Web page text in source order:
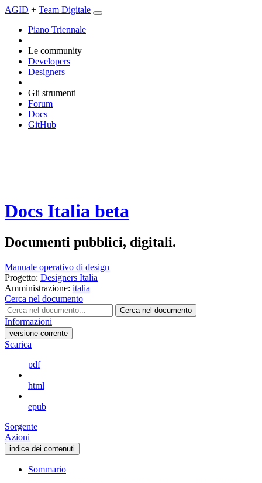
AGID + Team Digitale
Piano Triennale
Le community
Developers
Designers
Gli strumenti
Forum
Docs
GitHub
Docs Italia beta
Documenti pubblici, digitali.
Manuale operativo di design
Progetto: Designers Italia
Amministrazione: italia
Cerca nel documento
Cerca nel documento
Informazioni
versione-corrente
Scarica
pdf
html
epub
Sorgente
Azioni
indice dei contenuti
Sommario